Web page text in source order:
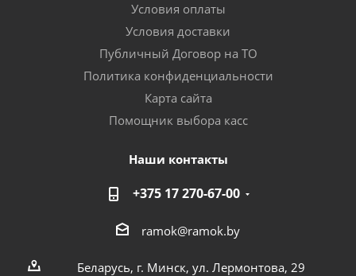
Условия оплаты
Условия доставки
Публичный Договор на ТО
Политика конфиденциальности
Карта сайта
Помощник выбора касс
Наши контакты
+375 17 270-67-00
ramok@ramok.by
Беларусь, г. Минск, ул. Лермонтова, 29